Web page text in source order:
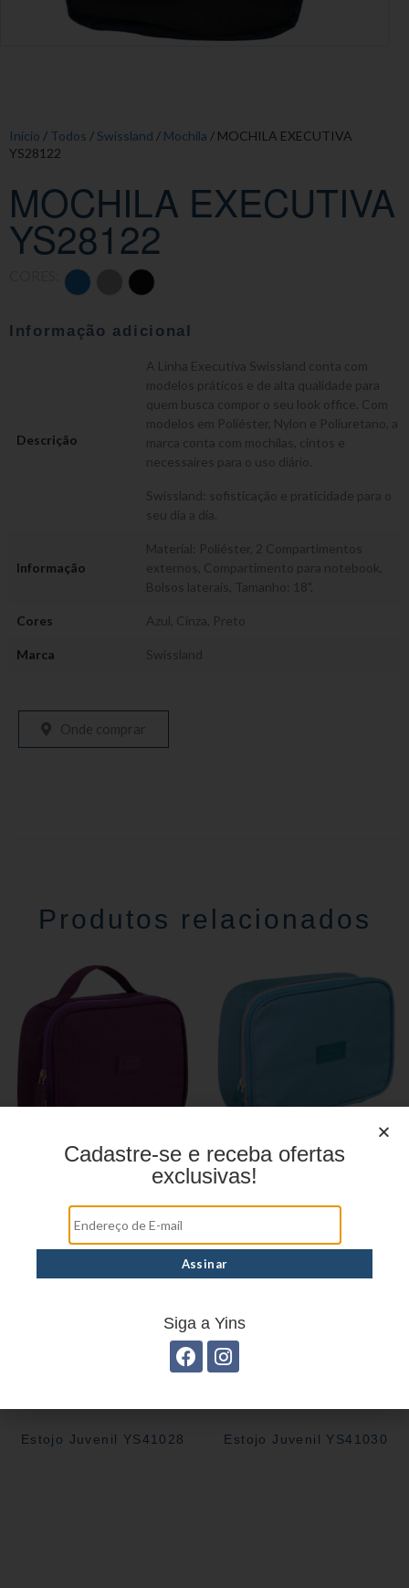
Início / Todos / Swissland / Mochila / MOCHILA EXECUTIVA
YS28122
MOCHILA EXECUTIVA
YS28122
Informação adicional
Descrição
A Linha Executiva Swissland conta com
modelos práticos e de alta qualidade para
quem busca compor o seu look office. Com
modelos em Poliéster, Nylon e Poliuretano, a
marca conta com mochilas, cintos e
necessaires para o uso diário.
Swissland: sofisticação e praticidade para o
seu dia a dia.
Informação
Material: Poliéster, 2 Compartimentos
externos, Compartimento para notebook,
Bolsos laterais, Tamanho: 18".
Cores Azul Cinza Preto
Marca Swissland
Onde comprar
Produtos relacionados
Estojo juvenil YS41026 Estojo Juvenil YS41031
Estojo Juvenil YS41028 Estojo Juvenil YS41030
Cadastre-se e receba ofertas
exclusivas!
Siga a Yins